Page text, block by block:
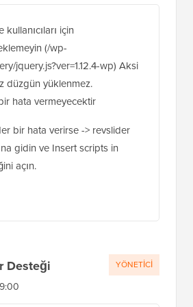
için
(/wp-
jquery.js?ver=1.12.4-wp) Aksi
düzgün yüklenmez.
hata vermeyecektir
bir hata verirse -> revslider
gidin ve Insert scripts in
açın.
Desteği YÖNETICI